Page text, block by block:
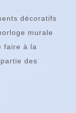
la
décoratifs
murale
faire à la
des